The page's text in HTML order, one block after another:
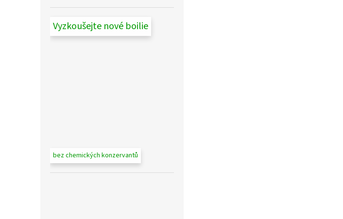
Vyzkoušejte nové boilie
bez chemických konzervantů